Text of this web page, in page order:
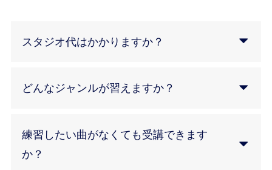
スタジオ代はかかりますか？
どんなジャンルが習えますか？
練習したい曲がなくても受講できます
か？